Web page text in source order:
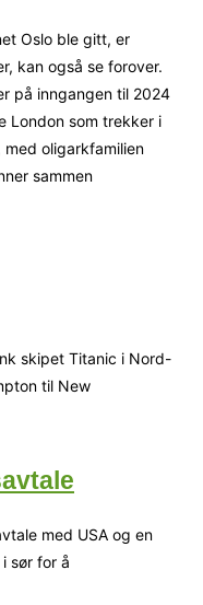
Oslo ble gitt, er
kan også se forover.
på inngangen til 2024
London som trekker i
oligarkfamilien
sammen
skipet Titanic i Nord-
til New
med USA og en
sør for å